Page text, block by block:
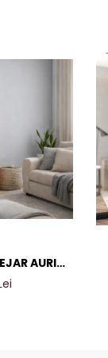
AURIU
LIVING